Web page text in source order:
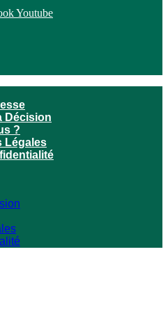
Youtube
Décision
?
Légales